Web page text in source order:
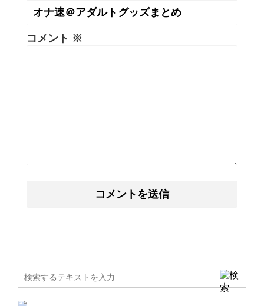
コメント ※